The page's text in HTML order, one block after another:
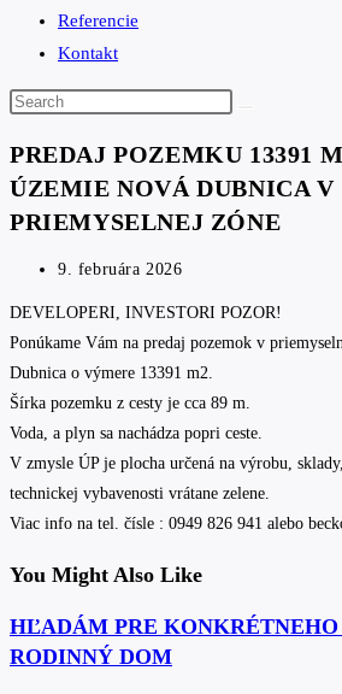
Referencie
Kontakt
Search
website
PREDAJ POZEMKU 13391
ÚZEMIE NOVÁ DUBNICA V
PRIEMYSELNEJ ZÓNE
Post
9. februára 2026
DEVELOPERI, INVESTORI POZOR!
Ponúkame Vám na predaj pozemok v
Dubnica o výmere 13391 m2.
Šírka pozemku z cesty je cca 89 m.
Voda, a plyn sa nachádza popri ceste.
V zmysle ÚP je plocha určená na výrobu,
technickej vybavenosti vrátane zelene.
Viac info na tel. čísle : 0949 826 941 alebo
You Might Also Like
HĽADÁM PRE
RODINNÝ DOM